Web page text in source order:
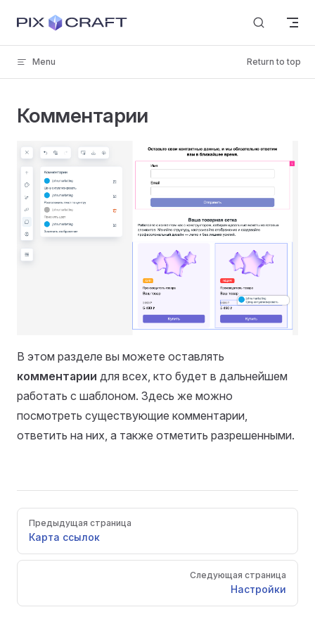
Skip to content
Menu Return to top
Комментарии
В этом разделе вы можете оставлять
комментарии для всех, кто будет в дальнейшем
работать с шаблоном. Здесь же можно
посмотреть существующие комментарии,
ответить на них, а также отметить разрешенными.
Pager
Предыдущая страница
Карта ссылок
Следующая страница
Настройки